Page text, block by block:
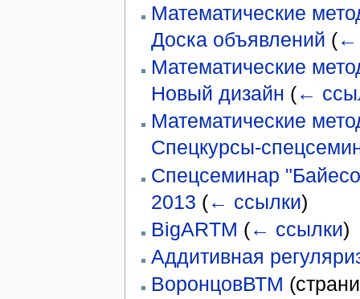
Математические
Доска объявлений (←
Математические
Новый дизайн (←
Математические
Спецкурсы-
Спецсеминар
2013 (← ссылки)
BigARTM (← ссылки)
Аддитивная
ВоронцовВТМ